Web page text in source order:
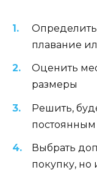
Определить
плавание
Оценить
размеры
Решить,
постоянным
Выбрать
покупку, но